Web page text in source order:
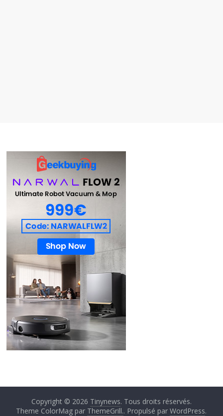
Copyright © 2026 Tinynews. Tous droits réservés.
Theme ColorMag par ThemeGrill.. Propulsé parWordPress.